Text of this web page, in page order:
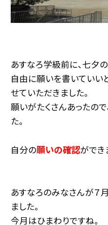
あすなろ学級前に、七夕
自由に願いを書いていい
せていただきました。
願いがたくさんあったの
た。
自分の願いの確認ができ
あすなろのみなさんが７
ました。
今月はひまわりですね。